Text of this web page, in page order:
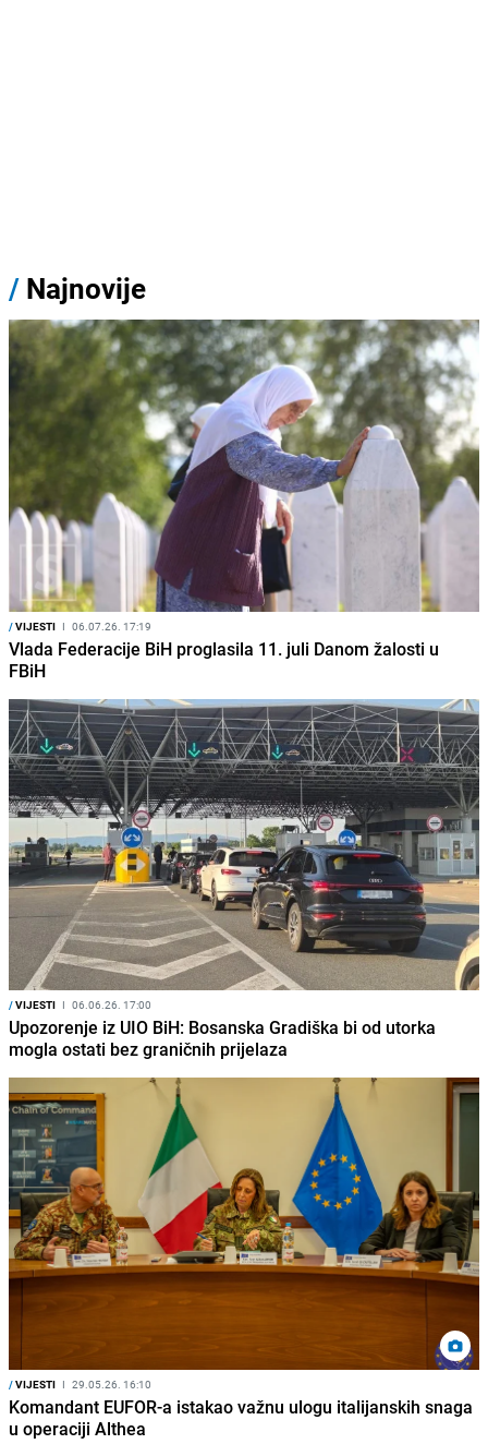
/ Najnovije
/VIJESTI I 06.07.26. 17:19
Vlada Federacije BiH proglasila 11. juli Danom žalosti u
FBiH
/VIJESTI I 06.06.26. 17:00
Upozorenje iz UIO BiH: Bosanska Gradiška bi od utorka
mogla ostati bez graničnih prijelaza
/VIJESTI I 29.05.26. 16:10
Komandant EUFOR-a istakao važnu ulogu italijanskih snaga
u operaciji Althea